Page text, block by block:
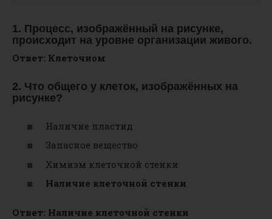
1. Процесс, изображённый на рисунке,
происходит на уровне организации живого.
Ответ: Клеточном
2. Что общего у клеток, изображённых на
рисунке?
Наличие пластид
Запасное вещество
Химизм клеточной стенки
Наличие клеточной стенки
Ответ: Наличие клеточной стенки